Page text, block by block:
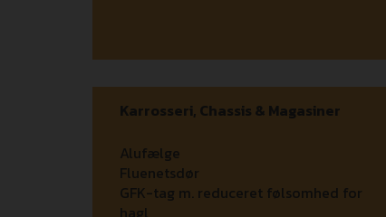
Karrosseri, Chassis & Magasiner
Alufælge
Fluenetsdør
GFK-tag m. reduceret følsomhed for
hagl